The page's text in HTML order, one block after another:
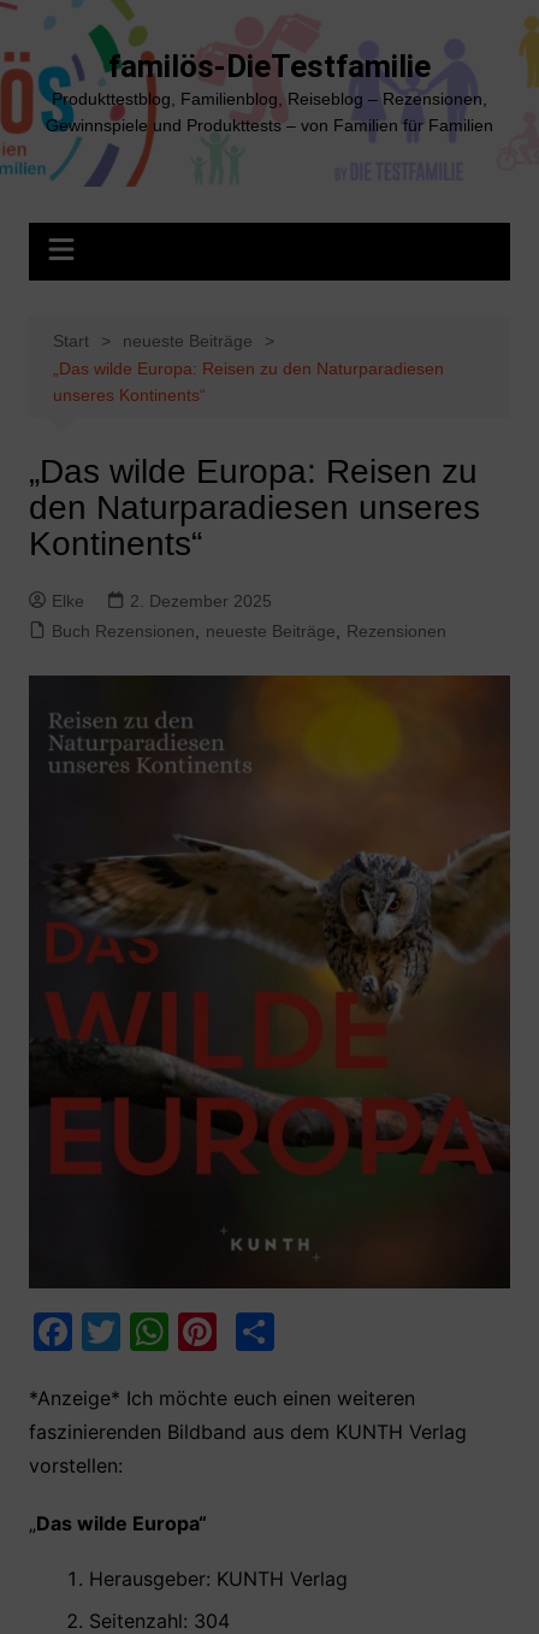
Zum
springen
familös-DieTestfamilie
Produkttestblog, Familienblog, Reiseblog – Rezensionen,
Gewinnspiele und Produkttests – von Familien für Familien
Start
neueste Beiträge
„Das wilde Europa: Reisen zu den Naturparadiesen
unseres Kontinents“
„Das wilde Europa: Reisen zu
den Naturparadiesen unseres
Kontinents“
Elke
2. Dezember 2025
Buch Rezensionen
neueste Beiträge Rezensionen
F
c
e
b
o
o
k
T
itt
er
W
at
s
p
p
Pi
er
e
T
le
n
*Anzeige* Ich möchte euch einen weiteren
faszinierenden Bildband aus dem KUNTH Verlag
vorstellen:
„Das wilde Europa“
Herausgeber: ‎KUNTH Verlag
Seitenzahl: 304